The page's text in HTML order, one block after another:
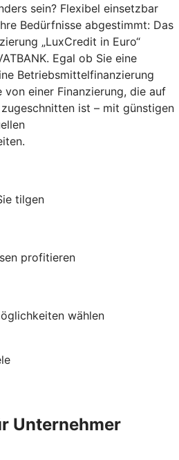
sein? Flexibel einsetzbar
Bedürfnisse abgestimmt: Das
„LuxCredit in Euro“
Egal ob Sie eine
Betriebsmittelfinanzierung
einer Finanzierung, die auf
ist – mit günstigen
tilgen
profitieren
wählen
Unternehmer